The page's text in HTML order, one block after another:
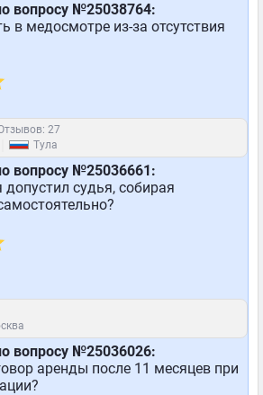
вопросу №25038764:
в медосмотре из-за отсутствия
27
Тула
вопросу №25036661:
судья, собирая
вопросу №25036026:
аренды после 11 месяцев при